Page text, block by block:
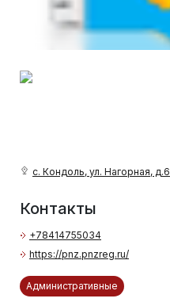
с. Кондоль, ул. Нагорная, д.6
Контакты
+78414755034
https://pnz.pnzreg.ru/
Административные